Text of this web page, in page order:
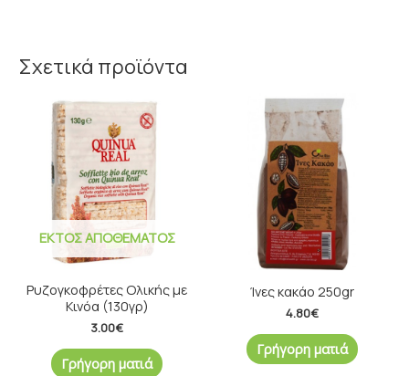
Σχετικά προϊόντα
ΕΚΤΌΣ ΑΠΟΘΈΜΑΤΟΣ
Ρυζογκοφρέτες Ολικής με
Κινόα (130γρ)
3.00€
Γρήγορη ματιά
Ίνες κακάο 250gr
4.80€
Γρήγορη ματιά